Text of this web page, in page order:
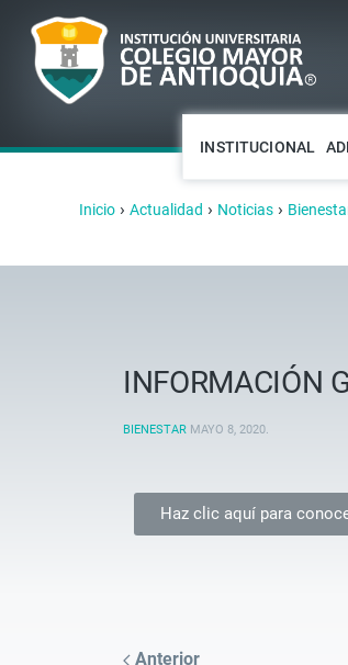
INSTITUCIONAL
Inicio › Actualidad › Noticias ›
INFORMACIÓN
BIENESTAR MAYO 8, 2020.
Haz clic aquí para
Anterior